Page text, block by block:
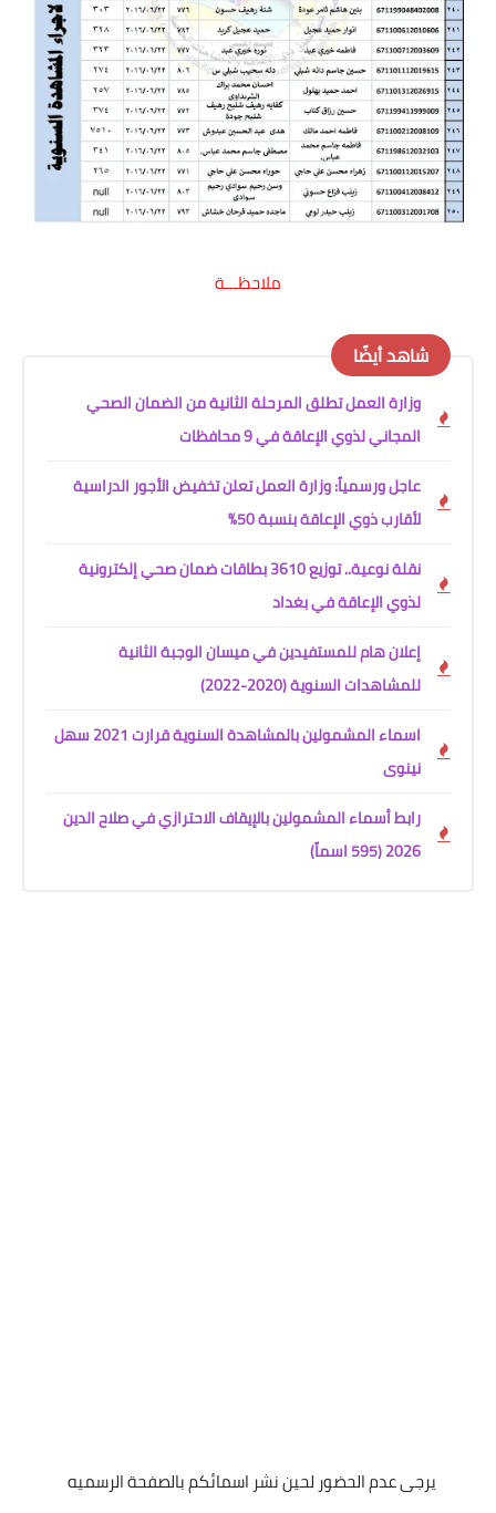
ملاحظـــة
شاهد أيضًا
وزارة العمل تطلق المرحلة الثانية من الضمان الصحي
المجاني لذوي الإعاقة في 9 محافظات
عاجل ورسمياً: وزارة العمل تعلن تخفيض الأجور الدراسية
لأقارب ذوي الإعاقة بنسبة 50%
نقلة نوعية.. توزيع 3610 بطاقات ضمان صحي إلكترونية
لذوي الإعاقة في بغداد
إعلان هام للمستفيدين في ميسان الوجبة الثانية
للمشاهدات السنوية (2020-2022)
اسماء المشمولين بالمشاهدة السنوية قرارت 2021 سهل
نينوى
رابط أسماء المشمولين بالإيقاف الاحترازي في صلاح الدين
2026 (595 اسماً)
يرجى عدم الحضور لحين نشر اسمائكم بالصفحة الرسميه